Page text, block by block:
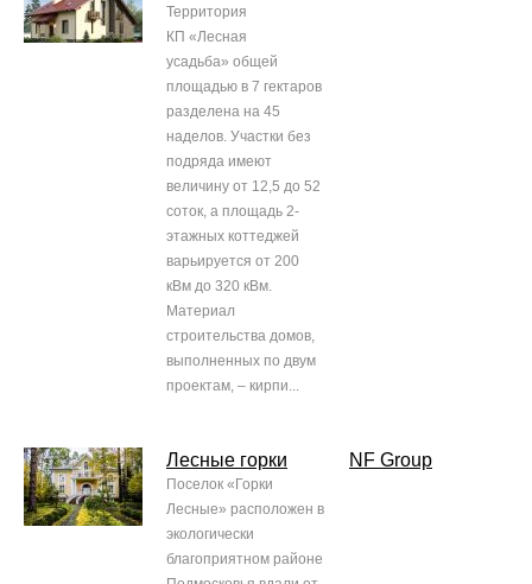
Территория
КП «Лесная
усадьба» общей
площадью в 7 гектаров
разделена на 45
наделов. Участки без
подряда имеют
величину от 12,5 до 52
соток, а площадь 2-
этажных коттеджей
варьируется от 200
кВм до 320 кВм.
Материал
строительства домов,
выполненных по двум
проектам, – кирпи...
Лесные горки
Поселок «Горки
Лесные» расположен в
экологически
благоприятном районе
NF Group